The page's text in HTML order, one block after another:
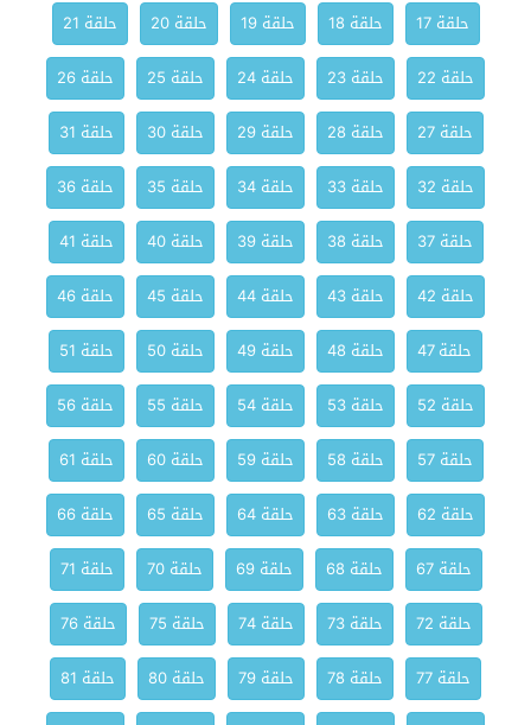
حلقة 17
حلقة 18 حلقة 19 حلقة 20
حلقة 21
حلقة 22
حلقة 23 حلقة 24 حلقة 25
حلقة 26
حلقة 27
حلقة 28 حلقة 29 حلقة 30
حلقة 31
حلقة 32
حلقة 33 حلقة 34 حلقة 35
حلقة 36
حلقة 37
حلقة 38 حلقة 39 حلقة 40
حلقة 41
حلقة 42
حلقة 43 حلقة 44 حلقة 45
حلقة 46
حلقة 47
حلقة 48 حلقة 49 حلقة 50
حلقة 51
حلقة 52
حلقة 53 حلقة 54 حلقة 55
حلقة 56
حلقة 57
حلقة 58 حلقة 59 حلقة 60
حلقة 61
حلقة 62
حلقة 63 حلقة 64 حلقة 65
حلقة 66
حلقة 67
حلقة 68 حلقة 69 حلقة 70
حلقة 71
حلقة 72
حلقة 73 حلقة 74 حلقة 75
حلقة 76
حلقة 77
حلقة 78 حلقة 79 حلقة 80
حلقة 81